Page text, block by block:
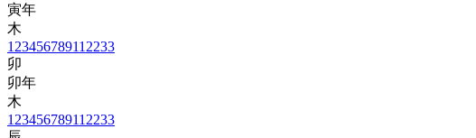
寅年
木
1 2345678911 2233
卯
卯年
木
1 2345678911 2233